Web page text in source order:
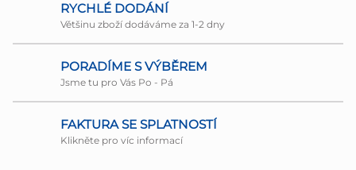
RYCHLÉ DODÁNÍ
Většinu zboží dodáváme za 1-2 dny
PORADÍME S VÝBĚREM
Jsme tu pro Vás Po - Pá
FAKTURA SE SPLATNOSTÍ
Klikněte pro víc informací